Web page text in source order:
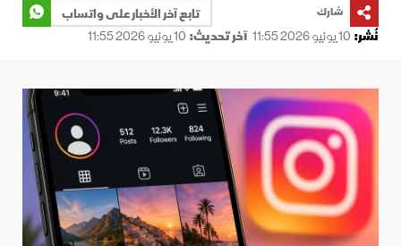
شارك
تابع آخر الأخبار على واتساب
نُشر: 10 يونيو 2026 11:55 آخر تحديث: 10 يونيو 2026 11:55